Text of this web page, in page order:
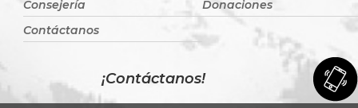
Consejería
Donaciones
Contáctanos
¡Contáctanos!